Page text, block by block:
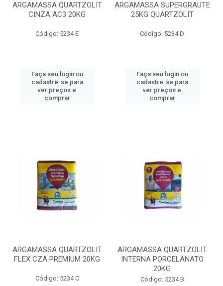
ARGAMASSA QUARTZOLIT
CINZA AC3 20KG
Código: 5234 E
Faça seu login ou
cadastre-se para
ver preços e
comprar
ARGAMASSA SUPERGRAUTE
25KG QUARTZOLIT
Código: 5234 D
Faça seu login ou
cadastre-se para
ver preços e
comprar
ARGAMASSA QUARTZOLIT
FLEX CZA PREMIUM 20KG
Código: 5234 C
ARGAMASSA QUARTZOLIT
INTERNA PORCELANATO
20KG
Código: 5234 B